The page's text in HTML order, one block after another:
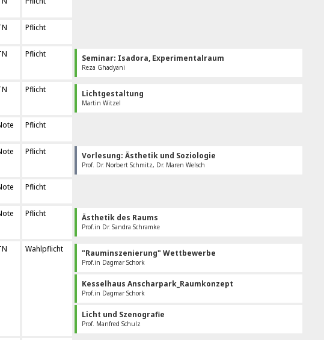
Pflicht
Pflicht Seminar: Isadora, Experimentalraum
Reza Ghadyani
Pflicht Lichtgestaltung
Martin Witzel
Pflicht
Pflicht Vorlesung: Ästhetik und Soziologie
Prof. Dr. Norbert Schmitz, Dr. Maren Welsch
Pflicht
Pflicht Ästhetik des Raums
Prof.in Dr. Sandra Schramke
Wahlpflicht "Rauminszenierung" Wettbewerbe
Prof.in Dagmar Schork
Kesselhaus Anscharpark_Raumkonzept
Prof.in Dagmar Schork
Licht und Szenografie
Prof. Manfred Schulz